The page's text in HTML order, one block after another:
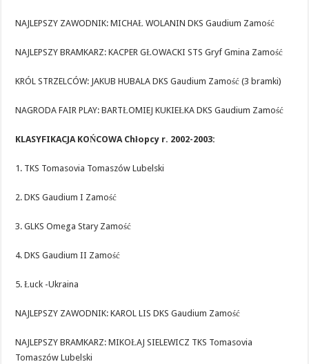
NAJLEPSZY ZAWODNIK: MICHAŁ WOLANIN DKS Gaudium Zamość
NAJLEPSZY BRAMKARZ: KACPER GŁOWACKI STS Gryf Gmina Zamość
KRÓL STRZELCÓW: JAKUB HUBALA DKS Gaudium Zamość (3 bramki)
NAGRODA FAIR PLAY: BARTŁOMIEJ KUKIEŁKA DKS Gaudium Zamość
KLASYFIKACJA KOŃCOWA Chłopcy r. 2002-2003:
1. TKS Tomasovia Tomaszów Lubelski
2. DKS Gaudium I Zamość
3. GLKS Omega Stary Zamość
4. DKS Gaudium II Zamość
5. Łuck -Ukraina
NAJLEPSZY ZAWODNIK: KAROL LIS DKS Gaudium Zamość
NAJLEPSZY BRAMKARZ: MIKOŁAJ SIELEWICZ TKS Tomasovia
Tomaszów Lubelski